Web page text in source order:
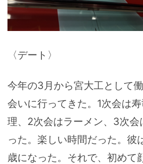
〈デート〉
今年の3月から宮大工として
会いに行ってきた。1次会は
理、2次会はラーメン、3次会
った。楽しい時間だった。彼
歳になった。それで、初めて